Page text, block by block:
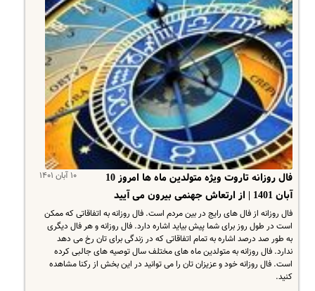
۱۰ آبان ۱۴۰۱
فال روزانه تاروت ویژه متولدین ماه ها امروز 10
آبان 1401 | از ارتعاش جهنمی بیرون می آیید
فال روزانه از فال های رایج در بین مردم است. فال روزانه به اتفاقاتی که ممکن
است در طول روز برای شما پیش بیاید اشاره دارد. فال روزانه و هر فال دیگری
به طور صد درصد اشاره به تمام اتفاقاتی که در زندگی برای تان رخ می دهد
ندارد. فال روزانه به متولدین ماه های مختلف سال توصیه های جالبی کرده
است. فال روزانه خود و عزیزان تان را می توانید در این بخش از رکنا مشاهده
کنید.